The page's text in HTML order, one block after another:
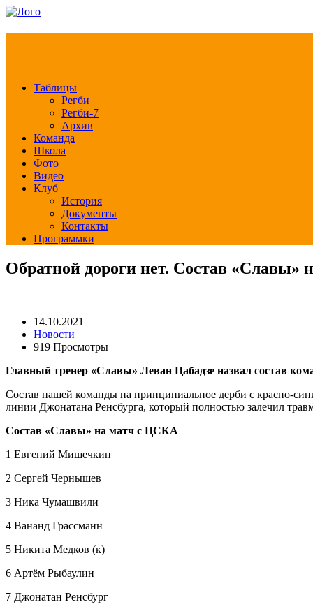
Таблицы
Регби
Регби-7
Архив
Команда
Школа
Фото
Видео
Клуб
История
Документы
Контакты
Программки
Обратной дороги нет. Состав «Славы»
14.10.2021
Новости
919 Просмотры
Главный тренер «Славы» Леван Цабадзе назвал состав
Состав нашей команды на принципиальное дерби с красно-
линии Джонатана Ренсбурга, который полностью залечил
Состав «Славы» на матч с ЦСКА
1 Евгений Мишечкин
2 Сергей Чернышев
3 Ника Чумашвили
4 Вананд Грассманн
5 Никита Медков (к)
6 Артём Рыбаулин
7 Джонатан Ренсбург